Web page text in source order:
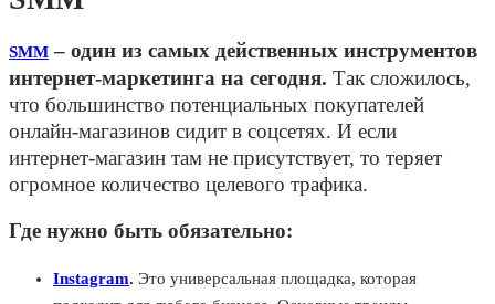
SMM – один из самых действенных инструментов
интернет-маркетинга на сегодня. Так сложилось,
что большинство потенциальных покупателей
онлайн-магазинов сидит в соцсетях. И если
интернет-магазин там не присутствует, то теряет
огромное количество целевого трафика.
Где нужно быть обязательно:
Instagram. Это универсальная площадка, которая